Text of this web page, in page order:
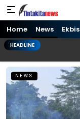
Tinta kita News
Informasi Terkini
Home News Ekbis
HEADLINE
NEWS